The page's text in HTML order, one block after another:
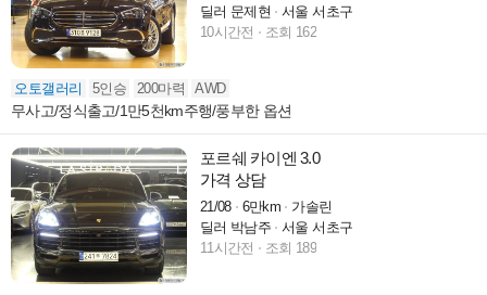
딜러 문제현
서울 서초구
10시간전
조회 162
오토갤러리 5인승 200마력 AWD
무사고/정식출고/1만5천km주행/풍부한 옵션
포르쉐 카이엔 3.0
가격 상담
21/08 6만km
가솔린
딜러 박남주
서울 서초구
11시간전
조회 189